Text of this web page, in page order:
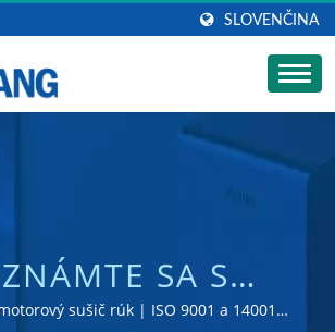
SLOVENČINA
SA S
SUŠIČMI RÚK
sušič rúk | ISO 9001 a 14001